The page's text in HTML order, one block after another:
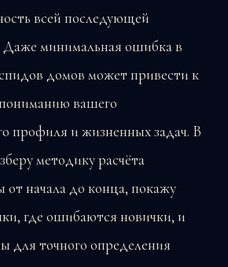
всей последующей
Даже минимальная ошибка в
домов может привести к
вашего
профиля и жизненных задач. В
методику расчёта
от начала до конца, покажу
где ошибаются новички, и
для точного определения